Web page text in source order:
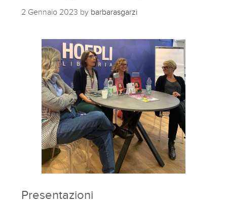
2 Gennaio 2023 by barbarasgarzi
Presentazioni